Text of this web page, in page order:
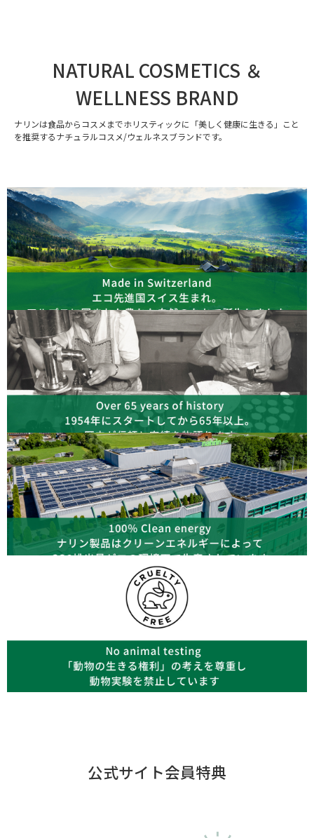
NATURAL COSMETICS ＆
WELLNESS BRAND
ナリンは食品からコスメまでホリスティックに「美しく健康に生きる」こと
を推奨するナチュラルコスメ/ウェルネスブランドです。
公式サイト会員特典